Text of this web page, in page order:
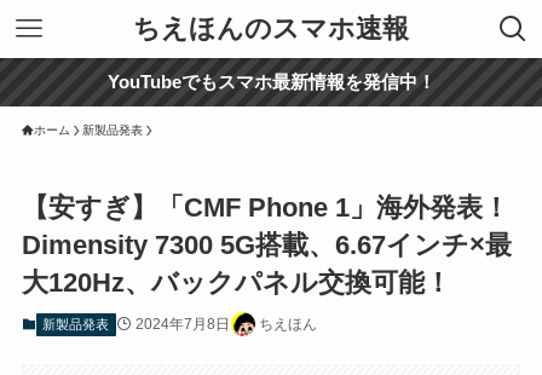
ちえほんのスマホ速報
YouTubeでもスマホ最新情報を発信中！
ホーム 新製品発表
【安すぎ】「CMF Phone 1」海外発表！
Dimensity 7300 5G搭載、6.67インチ×最
大120Hz、バックパネル交換可能！
新製品発表 2024年7月8日 ちえほん